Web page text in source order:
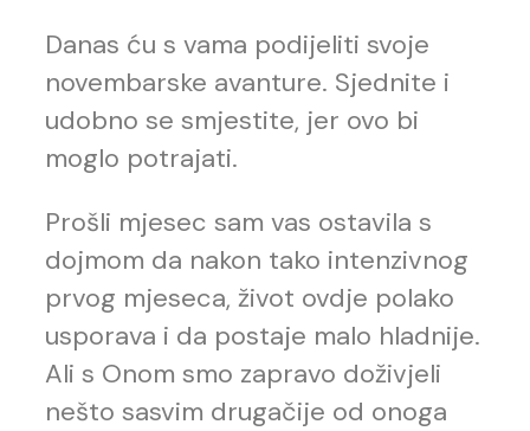
Danas ću s vama podijeliti svoje
novembarske avanture. Sjednite i
udobno se smjestite, jer ovo bi
moglo potrajati.
Prošli mjesec sam vas ostavila s
dojmom da nakon tako intenzivnog
prvog mjeseca, život ovdje polako
usporava i da postaje malo hladnije.
Ali s Onom smo zapravo doživjeli
nešto sasvim drugačije od onoga